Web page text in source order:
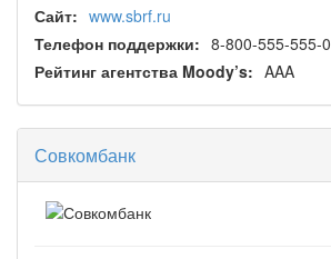
Сайт: www.sbrf.ru
Телефон поддержки: 8-800-555-555-0
Рейтинг агентства Moody’s: AAA
Совкомбанк